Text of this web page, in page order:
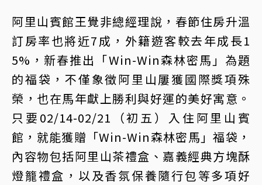
阿里山賓館王覺非總經理說，春節住房升溫
訂房率也將近7成，外籍遊客較去年成長1
5%，新春推出「Win-Win森林密馬」為題
的福袋，不僅象徵阿里山屢獲國際獎項殊
榮，也在馬年獻上勝利與好運的美好寓意。
只要02/14-02/21（初五）入住阿里山賓
館，就能獲贈「Win-Win森林密馬」福袋，
內容物包括阿里山茶禮盒、嘉義經典方塊酥
燈籠禮盒，以及香氛保養隨行包等多項好